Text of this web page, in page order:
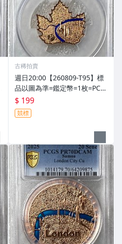
古稀拍賣
週日20:00【260809-T95】標
品以圖為準=鑑定幣=1枚=PCG
S PR69DCAM=2022年摩薩亞
伊莉莎白二世20美分銅幣
$ 199
競標